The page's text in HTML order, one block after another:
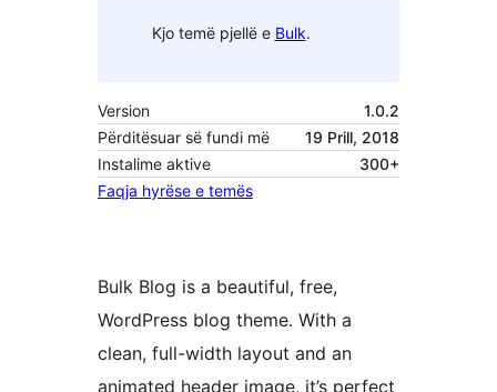
Kjo temë pjellë e Bulk.
Version
1.0.2
Përditësuar së fundi më
19 Prill, 2018
Instalime aktive
300+
Faqja hyrëse e temës
Bulk Blog is a beautiful, free,
WordPress blog theme. With a
clean, full-width layout and an
animated header image, it’s perfect